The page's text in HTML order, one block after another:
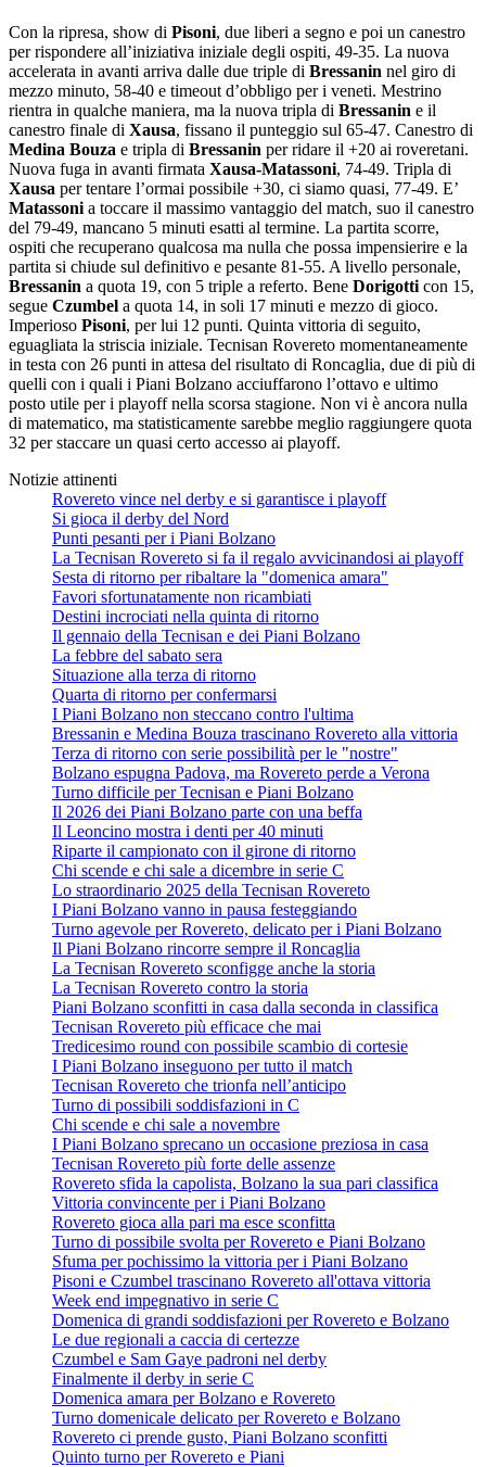
Con la ripresa, show di Pisoni, due liberi a segno e poi un canestro
per rispondere all’iniziativa iniziale degli ospiti, 49-35. La nuova
accelerata in avanti arriva dalle due triple di Bressanin nel giro di
mezzo minuto, 58-40 e timeout d’obbligo per i veneti. Mestrino
rientra in qualche maniera, ma la nuova tripla di Bressanin e il
canestro finale di Xausa, fissano il punteggio sul 65-47. Canestro di
Medina Bouza e tripla di Bressanin per ridare il +20 ai roveretani.
Nuova fuga in avanti firmata Xausa-Matassoni, 74-49. Tripla di
Xausa per tentare l’ormai possibile +30, ci siamo quasi, 77-49. E’
Matassoni a toccare il massimo vantaggio del match, suo il canestro
del 79-49, mancano 5 minuti esatti al termine. La partita scorre,
ospiti che recuperano qualcosa ma nulla che possa impensierire e la
partita si chiude sul definitivo e pesante 81-55. A livello personale,
Bressanin a quota 19, con 5 triple a referto. Bene Dorigotti con 15,
segue Czumbel a quota 14, in soli 17 minuti e mezzo di gioco.
Imperioso Pisoni, per lui 12 punti. Quinta vittoria di seguito,
eguagliata la striscia iniziale. Tecnisan Rovereto momentaneamente
in testa con 26 punti in attesa del risultato di Roncaglia, due di più di
quelli con i quali i Piani Bolzano acciuffarono l’ottavo e ultimo
posto utile per i playoff nella scorsa stagione. Non vi è ancora nulla
di matematico, ma statisticamente sarebbe meglio raggiungere quota
32 per staccare un quasi certo accesso ai playoff.
Notizie attinenti
Rovereto vince nel derby e si garantisce i playoff
Si gioca il derby del Nord
Punti pesanti per i Piani Bolzano
La Tecnisan Rovereto si fa il regalo avvicinandosi ai playoff
Sesta di ritorno per ribaltare la "domenica amara"
Favori sfortunatamente non ricambiati
Destini incrociati nella quinta di ritorno
Il gennaio della Tecnisan e dei Piani Bolzano
La febbre del sabato sera
Situazione alla terza di ritorno
Quarta di ritorno per confermarsi
I Piani Bolzano non steccano contro l'ultima
Bressanin e Medina Bouza trascinano Rovereto alla vittoria
Terza di ritorno con serie possibilità per le "nostre"
Bolzano espugna Padova, ma Rovereto perde a Verona
Turno difficile per Tecnisan e Piani Bolzano
Il 2026 dei Piani Bolzano parte con una beffa
Il Leoncino mostra i denti per 40 minuti
Riparte il campionato con il girone di ritorno
Chi scende e chi sale a dicembre in serie C
Lo straordinario 2025 della Tecnisan Rovereto
I Piani Bolzano vanno in pausa festeggiando
Turno agevole per Rovereto, delicato per i Piani Bolzano
Il Piani Bolzano rincorre sempre il Roncaglia
La Tecnisan Rovereto sconfigge anche la storia
La Tecnisan Rovereto contro la storia
Piani Bolzano sconfitti in casa dalla seconda in classifica
Tecnisan Rovereto più efficace che mai
Tredicesimo round con possibile scambio di cortesie
I Piani Bolzano inseguono per tutto il match
Tecnisan Rovereto che trionfa nell’anticipo
Turno di possibili soddisfazioni in C
Chi scende e chi sale a novembre
I Piani Bolzano sprecano un occasione preziosa in casa
Tecnisan Rovereto più forte delle assenze
Rovereto sfida la capolista, Bolzano la sua pari classifica
Vittoria convincente per i Piani Bolzano
Rovereto gioca alla pari ma esce sconfitta
Turno di possibile svolta per Rovereto e Piani Bolzano
Sfuma per pochissimo la vittoria per i Piani Bolzano
Pisoni e Czumbel trascinano Rovereto all'ottava vittoria
Week end impegnativo in serie C
Domenica di grandi soddisfazioni per Rovereto e Bolzano
Le due regionali a caccia di certezze
Czumbel e Sam Gaye padroni nel derby
Finalmente il derby in serie C
Domenica amara per Bolzano e Rovereto
Turno domenicale delicato per Rovereto e Bolzano
Rovereto ci prende gusto, Piani Bolzano sconfitti
Quinto turno per Rovereto e Piani